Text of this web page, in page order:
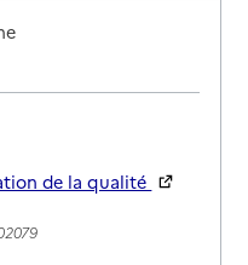
de la qualité